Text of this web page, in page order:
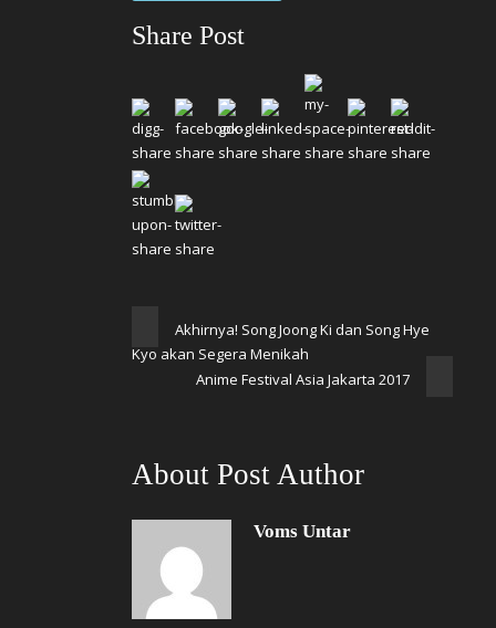
Share Post
Akhirnya! Song Joong Ki dan Song Hye
Kyo akan Segera Menikah
Anime Festival Asia Jakarta 2017
About Post Author
Voms Untar